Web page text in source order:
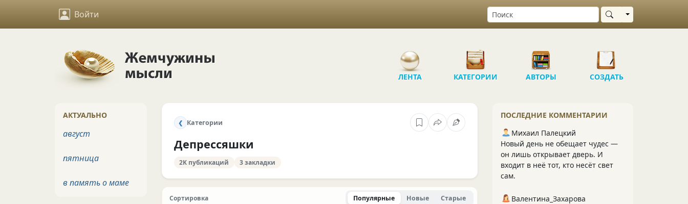
Войти Выбрать область
ЛЕНТА КАТЕГОРИИ АВТОРЫ СОЗДАТЬ
❮ Категории
Депрессяшки
2K публикаций 3 закладки
Сортировка Популярные Новые Старые
ПОСЛЕДНИЕ КОММЕНТАРИИ
Михаил Палецкий
Новый день не обещает чудес —
он лишь открывает дверь. И
входит в неё тот, кто несёт свет
сам.
Валентина_Захарова
АКТУАЛЬНО
август
пятница
в память о маме